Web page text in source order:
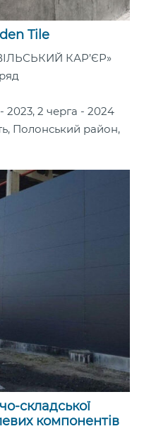
Tile
КАР’ЄР»
2023, 2 черга - 2024
Полонський район,
складської
компонентів